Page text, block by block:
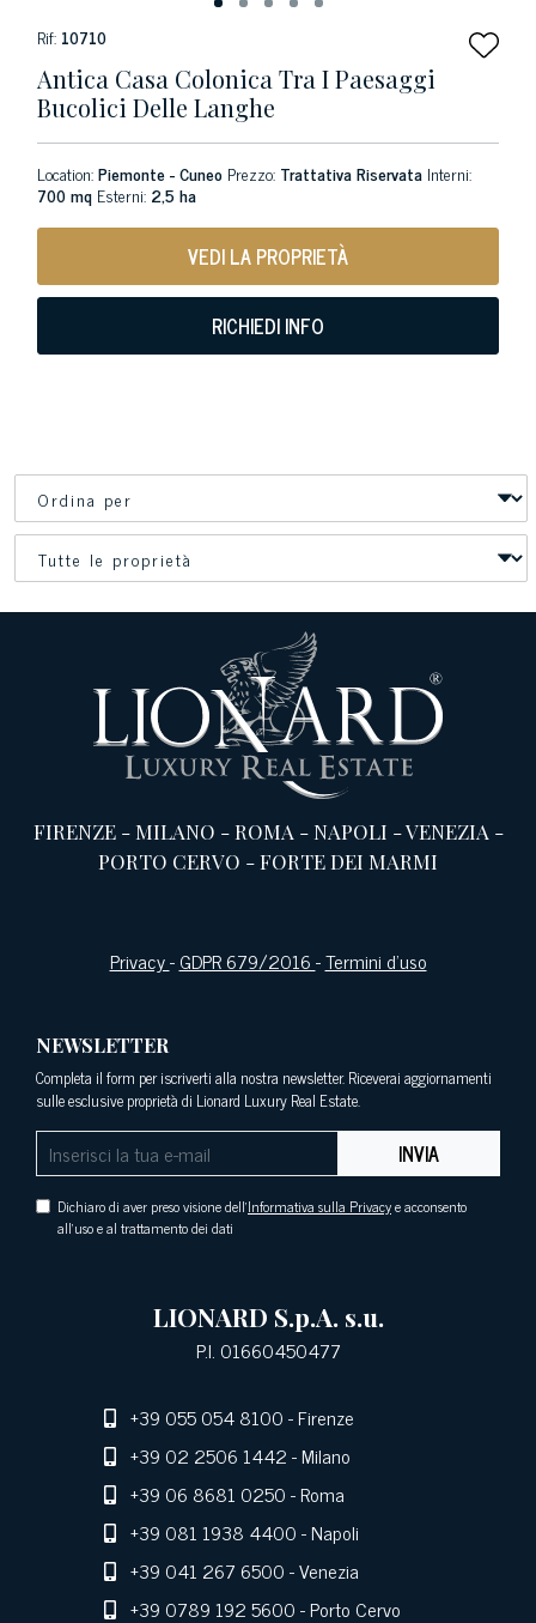
Rif: 10710
Antica Casa Colonica Tra I Paesaggi
Bucolici Delle Langhe
Location:Piemonte - Cuneo Prezzo: Trattativa Riservata Interni:
700 mq Esterni: 2,5 ha
VEDI LA PROPRIETÀ
RICHIEDI INFO
FIRENZE-MILANO -ROMA -NAPOLI -VENEZIA -
PORTO CERVO -FORTE DEI MARMI
Privacy-GDPR 679/2016-Termini d’uso
NEWSLETTER
Completa il form per iscriverti alla nostra newsletter. Riceverai aggiornamenti
sulle esclusive proprietà di Lionard Luxury Real Estate.
INVIA
Dichiaro di aver preso visione dell'Informativa sulla Privacye acconsento
all'uso e al trattamento dei dati
LIONARD S.p.A. s.u.
P.I. 01660450477
+39 055 054 8100- Firenze
+39 02 2506 1442- Milano
+39 06 8681 0250- Roma
+39 081 1938 4400- Napoli
+39 041 267 6500- Venezia
+39 0789 192 5600- Porto Cervo